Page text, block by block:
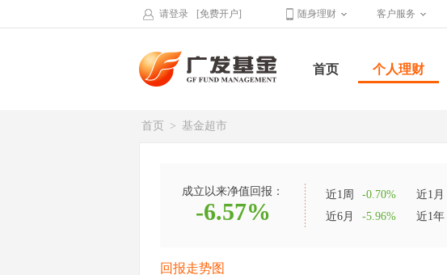
请登录 [免费开户] 随身理财 客户服务
首页 个人理财
首页 > 基金超市
成立以来净值回报：
-6.57%
近1周 -0.70% 近1月
近6月
-5.96% 近1年
回报走势图